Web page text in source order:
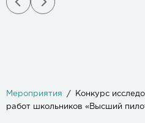
Мероприятия
Конкурс
работ школьников «Высший